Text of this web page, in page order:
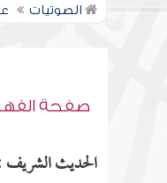
الصوتيات
صفحة
الحديث الشريف